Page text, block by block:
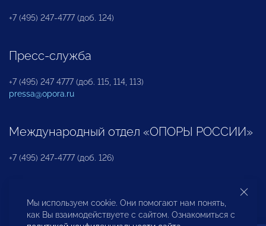
+7 (495) 247-4777 (доб. 124)
Пресс-служба
+7 (495) 247 4777 (доб. 115, 114, 113)
pressa@opora.ru
Международный отдел «ОПОРЫ РОССИИ»
+7 (495) 247-4777 (доб. 126)
Бюро по защите прав предпринимателей и
инвесторов
Мы используем cookie. Они помогают нам понять,
как Вы взаимодействуете с сайтом. Ознакомиться с